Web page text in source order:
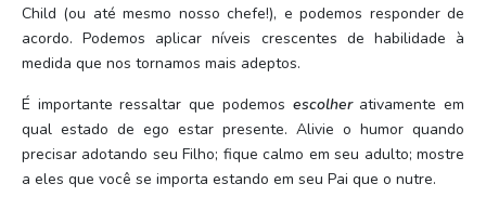
Child (ou até mesmo nosso chefe!), e podemos responder de
acordo. Podemos aplicar níveis crescentes de habilidade à
medida que nos tornamos mais adeptos.
É importante ressaltar que podemos escolherativamente em
qual estado de ego estar presente. Alivie o humor quando
precisar adotando seu Filho; fique calmo em seu adulto; mostre
a eles que você se importa estando em seu Pai que o nutre.